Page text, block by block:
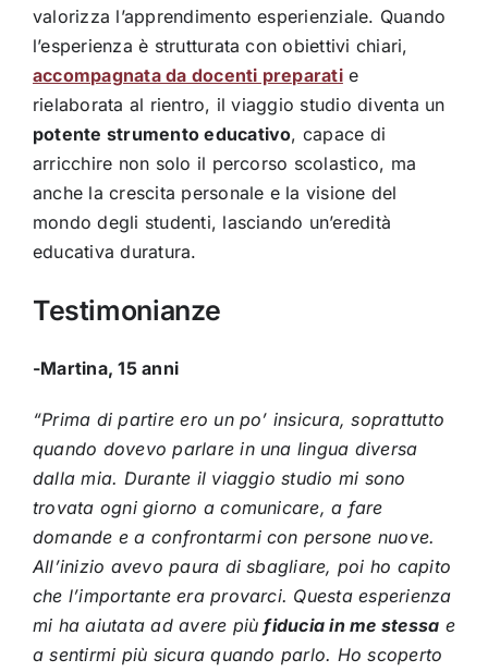
valorizza l’apprendimento esperienziale. Quando
l’esperienza è strutturata con obiettivi chiari,
accompagnata da docenti preparatie
rielaborata al rientro, il viaggio studio diventa un
potente strumento educativo, capace di
arricchire non solo il percorso scolastico, ma
anche la crescita personale e la visione del
mondo degli studenti, lasciando un’eredità
educativa duratura.
Testimonianze
-Martina, 15 anni
“Prima di partire ero un po’ insicura, soprattutto
quando dovevo parlare in una lingua diversa
dalla mia. Durante il viaggio studio mi sono
trovata ogni giorno a comunicare, a fare
domande e a confrontarmi con persone nuove.
All’inizio avevo paura di sbagliare, poi ho capito
che l’importante era provarci. Questa esperienza
mi ha aiutata ad avere piùfiducia in me stessa e
a sentirmi più sicura quando parlo. Ho scoperto